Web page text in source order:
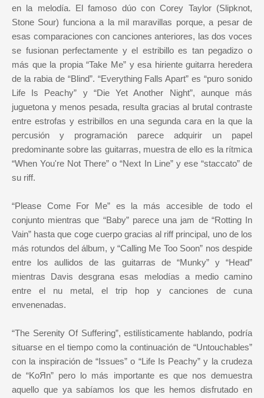
en la melodía. El famoso dúo con Corey Taylor (Slipknot,
Stone Sour) funciona a la mil maravillas porque, a pesar de
esas comparaciones con canciones anteriores, las dos voces
se fusionan perfectamente y el estribillo es tan pegadizo o
más que la propia “Take Me” y esa hiriente guitarra heredera
de la rabia de “Blind”. “Everything Falls Apart” es “puro sonido
Life Is Peachy” y “Die Yet Another Night”, aunque más
juguetona y menos pesada, resulta gracias al brutal contraste
entre estrofas y estribillos en una segunda cara en la que la
percusión y programación parece adquirir un papel
predominante sobre las guitarras, muestra de ello es la rítmica
“When You're Not There” o “Next In Line” y ese “staccato” de
su riff.
“Please Come For Me” es la más accesible de todo el
conjunto mientras que “Baby” parece una jam de “Rotting In
Vain” hasta que coge cuerpo gracias al riff principal, uno de los
más rotundos del álbum, y “Calling Me Too Soon” nos despide
entre los aullidos de las guitarras de “Munky” y “Head”
mientras Davis desgrana esas melodías a medio camino
entre el nu metal, el trip hop y canciones de cuna
envenenadas.
“The Serenity Of Suffering”, estilísticamente hablando, podría
situarse en el tiempo como la continuación de “Untouchables”
con la inspiración de “Issues” o “Life Is Peachy” y la crudeza
de “KoЯn” pero lo más importante es que nos demuestra
aquello que ya sabíamos los que les hemos disfrutado en